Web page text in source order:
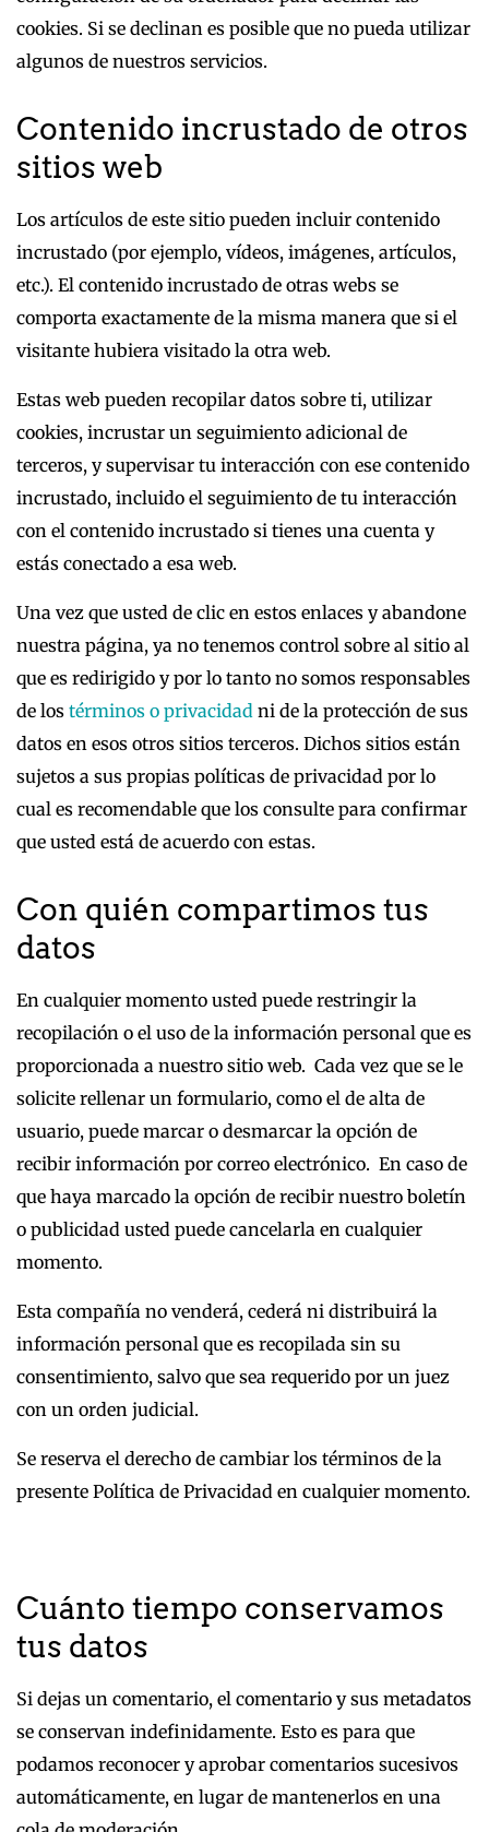
cookies. Si se declinan es posible que no pueda utilizar
algunos de nuestros servicios.
Contenido incrustado de otros
sitios web
Los artículos de este sitio pueden incluir contenido
incrustado (por ejemplo, vídeos, imágenes, artículos,
etc.). El contenido incrustado de otras webs se
comporta exactamente de la misma manera que si el
visitante hubiera visitado la otra web.
Estas web pueden recopilar datos sobre ti, utilizar
cookies, incrustar un seguimiento adicional de
terceros, y supervisar tu interacción con ese contenido
incrustado, incluido el seguimiento de tu interacción
con el contenido incrustado si tienes una cuenta y
estás conectado a esa web.
Una vez que usted de clic en estos enlaces y abandone
nuestra página, ya no tenemos control sobre al sitio al
que es redirigido y por lo tanto no somos responsables
de los términos o privacidad ni de la protección de sus
datos en esos otros sitios terceros. Dichos sitios están
sujetos a sus propias políticas de privacidad por lo
cual es recomendable que los consulte para confirmar
que usted está de acuerdo con estas.
Con quién compartimos tus
datos
En cualquier momento usted puede restringir la
recopilación o el uso de la información personal que es
proporcionada a nuestro sitio web. Cada vez que se le
solicite rellenar un formulario, como el de alta de
usuario, puede marcar o desmarcar la opción de
recibir información por correo electrónico. En caso de
que haya marcado la opción de recibir nuestro boletín
o publicidad usted puede cancelarla en cualquier
momento.
Esta compañía no venderá, cederá ni distribuirá la
información personal que es recopilada sin su
consentimiento, salvo que sea requerido por un juez
con un orden judicial.
Se reserva el derecho de cambiar los términos de la
presente Política de Privacidad en cualquier momento.
Cuánto tiempo conservamos
tus datos
Si dejas un comentario, el comentario y sus metadatos
se conservan indefinidamente. Esto es para que
podamos reconocer y aprobar comentarios sucesivos
automáticamente, en lugar de mantenerlos en una